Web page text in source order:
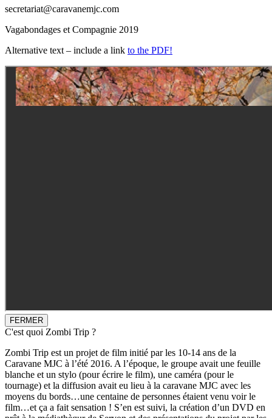
secretariat@caravanemjc.com
Vagabondages et Compagnie 2019
Alternative text – include a link to the PDF!
FERMER
C'est quoi Zombi Trip ?
Zombi Trip est un projet de film initié par les 10-14 ans de la
Caravane MJC à l’été 2016. A l’époque, le groupe avait une feuille
blanche et un stylo (pour écrire le film), une caméra (pour le
tournage) et la diffusion avait eu lieu à la caravane MJC avec les
moyens du bords…une centaine de personnes étaient venu voir le
film…et ça a fait sensation ! S’en est suivi, la création d’un DVD en